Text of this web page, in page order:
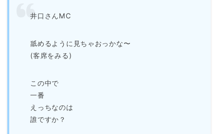
井口さんMC
舐めるように見ちゃおっかな〜
(客席をみる)
この中で
一番
えっちなのは
誰ですか？